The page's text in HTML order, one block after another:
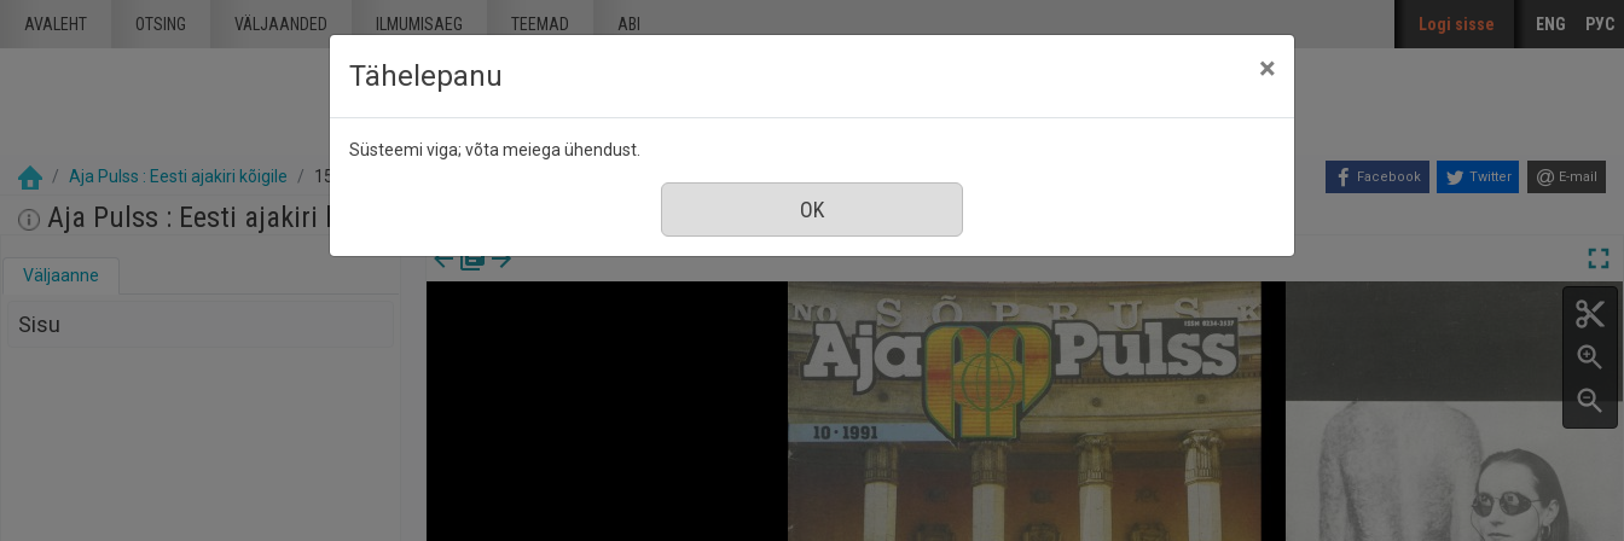
AVALEHT OTSING VÄLJAANDED ILMUMISAEG TEEMAD ABI Logi sisse ENG РУС
Aja Pulss : Eesti ajakiri kõigile 15 mai 1991 Facebook Twitter E-mail
Aja Pulss : Eesti ajakiri kõigile, nr. 10, 15 mai 1991
Väljaanne
Sisu
Tähelepanu ×
Süsteemi viga; võta meiega ühendust.